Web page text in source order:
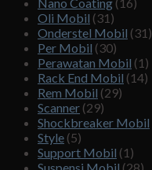
Oli Mobil (31)
Onderstel Mobil (31)
Per Mobil (30)
Perawatan Mobil (1)
Rack End Mobil (14)
Rem Mobil (29)
Scanner (29)
Shockbreaker Mobil
Style (5)
Support Mobil (1)